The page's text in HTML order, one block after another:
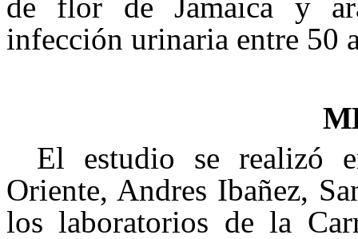
de flor de Jamaica y
infección urinaria entre 50
El estudio se realizó
Oriente, Andres Ibañez,
los laboratorios de la